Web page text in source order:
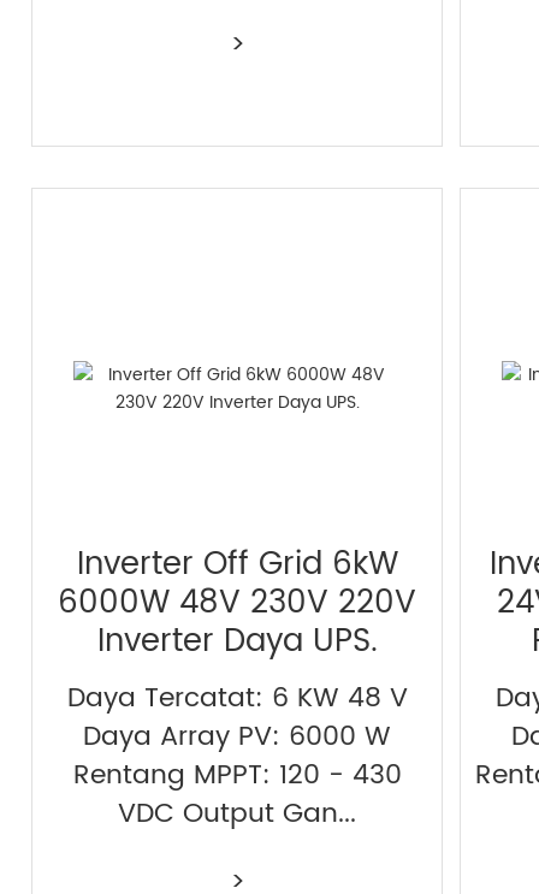
>
Inverter Off Grid 6kW
6000W 48V 230V 220V
Inverter Daya UPS.
Daya Tercatat: 6 KW 48 V
Daya Array PV: 6000 W
Rentang MPPT: 120 - 430
VDC Output Gan...
>